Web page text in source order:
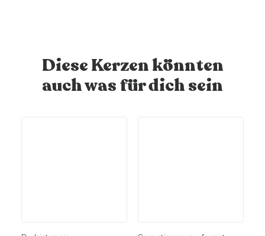
Diese Kerzen könnten
auch was für dich sein